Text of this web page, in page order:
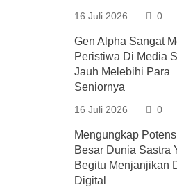
16 Juli 2026 0
Gen Alpha Sangat
Peristiwa Di Media
Jauh Melebihi Para
Seniornya
16 Juli 2026 0
Mengungkap
Besar Dunia Sastra
Begitu Menjanjikan
Digital